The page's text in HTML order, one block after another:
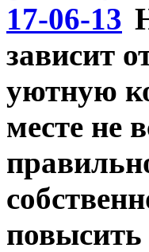
зависит
уютную
месте не